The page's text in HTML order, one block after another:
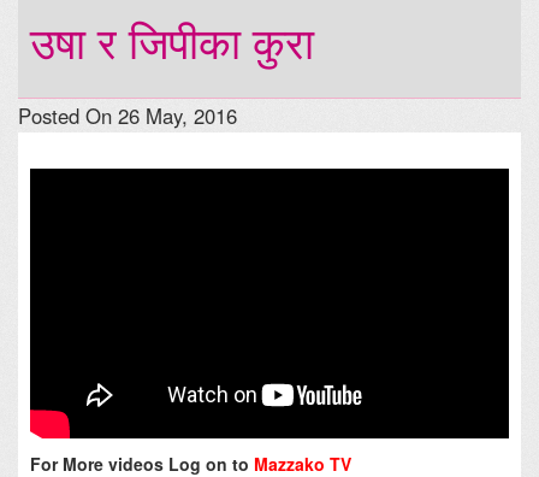
उषा र जिपीका कुरा
Posted On 26 May, 2016
For More videos Log on to Mazzako TV